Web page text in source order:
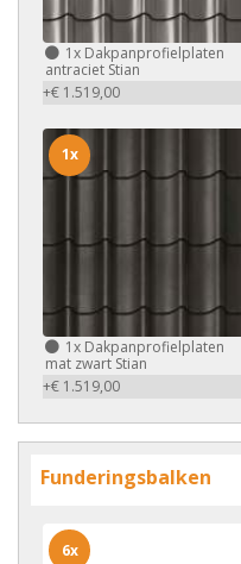
1x Dakpanprofielplaten
antraciet Stian
+€ 1.519,00
1x Dakpanprofielplaten
mat zwart Stian
+€ 1.519,00
1x
Funderingsbalken
6x